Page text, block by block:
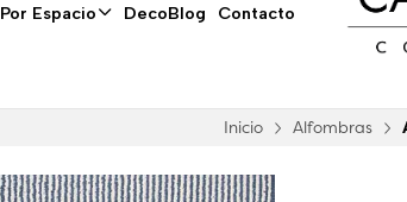
Por Espacio DecoBlog Contacto
Inicio Alfombras